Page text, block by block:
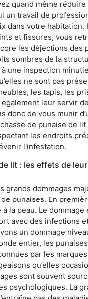
quand même
un travail de
dans votre habitation.
et fissures, vous
les déjections des
sombres de la
à une inspection
ne sont pas
les tapis, les
leur servir
donc de vous munir
de punaise de lit
les endroits
l'infestation.
lit : les effets de
grands dommages
punaises. En
la peau. Le dommage
avec des infections
un dommage
entier, les
par les
qu’elles
sont souvent
psychologiques. La